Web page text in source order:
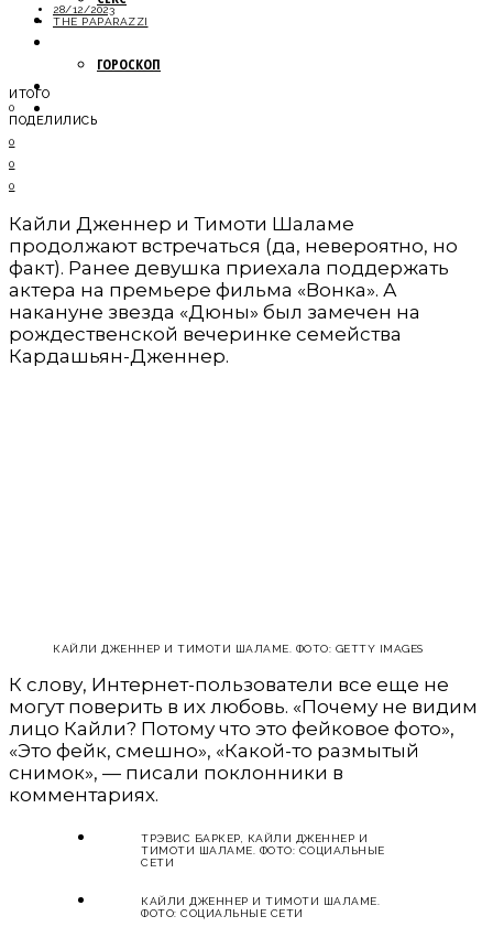
МОДА
ГОРОСКОП
28/12/2023
THE PAPARAZZI
ИТОГО
0
ПОДЕЛИЛИСЬ
0
0
0
Кайли Дженнер и Тимоти Шаламе
продолжают встречаться (да, невероятно, но
факт). Ранее девушка приехала поддержать
актера на премьере фильма «Вонка». А
накануне звезда «Дюны» был замечен на
рождественской вечеринке семейства
Кардашьян-Дженнер.
КАЙЛИ ДЖЕННЕР И ТИМОТИ ШАЛАМЕ. ФОТО: GETTY IMAGES
К слову, Интернет-пользователи все еще не
могут поверить в их любовь. «Почему не видим
лицо Кайли? Потому что это фейковое фото»,
«Это фейк, смешно», «Какой-то размытый
снимок», — писали поклонники в
комментариях.
ТРЭВИС БАРКЕР, КАЙЛИ ДЖЕННЕР И
ТИМОТИ ШАЛАМЕ. ФОТО: СОЦИАЛЬНЫЕ
СЕТИ
КАЙЛИ ДЖЕННЕР И ТИМОТИ ШАЛАМЕ.
ФОТО: СОЦИАЛЬНЫЕ СЕТИ